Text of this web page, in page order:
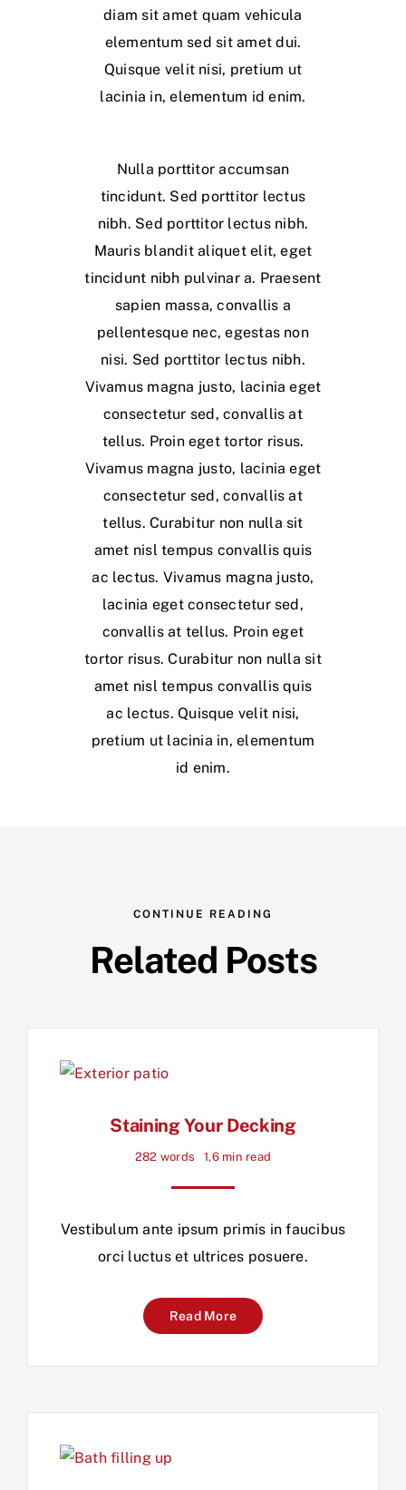
diam sit amet quam vehicula
elementum sed sit amet dui.
Quisque velit nisi, pretium ut
lacinia in, elementum id enim.
Nulla porttitor accumsan
tincidunt. Sed porttitor lectus
nibh. Sed porttitor lectus nibh.
Mauris blandit aliquet elit, eget
tincidunt nibh pulvinar a. Praesent
sapien massa, convallis a
pellentesque nec, egestas non
nisi. Sed porttitor lectus nibh.
Vivamus magna justo, lacinia eget
consectetur sed, convallis at
tellus. Proin eget tortor risus.
Vivamus magna justo, lacinia eget
consectetur sed, convallis at
tellus. Curabitur non nulla sit
amet nisl tempus convallis quis
ac lectus. Vivamus magna justo,
lacinia eget consectetur sed,
convallis at tellus. Proin eget
tortor risus. Curabitur non nulla sit
amet nisl tempus convallis quis
ac lectus. Quisque velit nisi,
pretium ut lacinia in, elementum
id enim.
CONTINUE READING
Related Posts
Staining Your Decking
282 words 1,6 min read
Vestibulum ante ipsum primis in faucibus
orci luctus et ultrices posuere.
Read More